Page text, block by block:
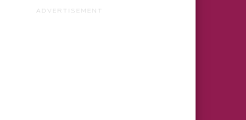
ADVERTISEMENT